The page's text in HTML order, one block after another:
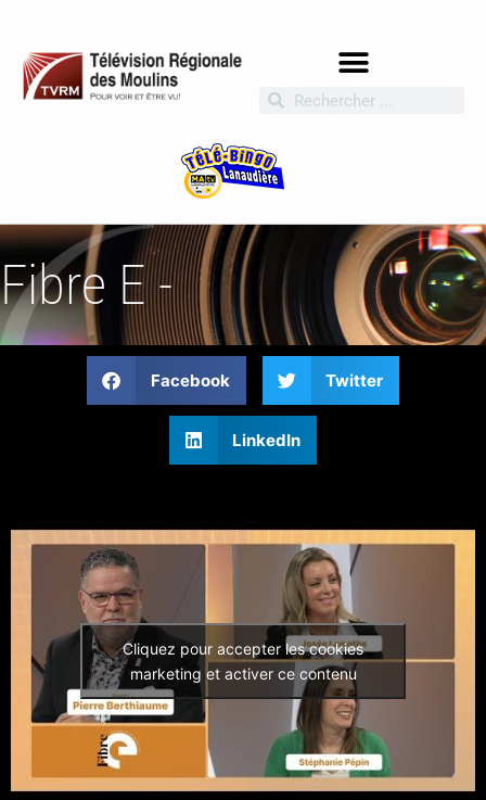
Fibre E -
Facebook Twitter
LinkedIn
Cliquez pour accepter les cookies
marketing et activer ce contenu